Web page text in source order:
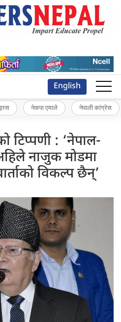
English
नेकपा एमाले नेपाली कांग्रेस
टिप्पणी : ‘नेपाल-
नाजुक मोडमा
विकल्प छैन्’